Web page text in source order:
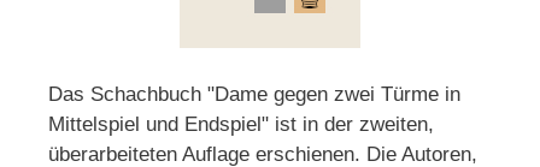
Das Schachbuch "Dame gegen zwei Türme in
Mittelspiel und Endspiel" ist in der zweiten,
überarbeiteten Auflage erschienen. Die Autoren,